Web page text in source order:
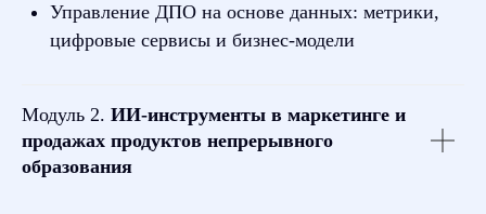
Управление ДПО на основе данных: метрики,
цифровые сервисы и бизнес-модели
Модуль 2. ИИ-инструменты в маркетинге и
продажах продуктов непрерывного
образования